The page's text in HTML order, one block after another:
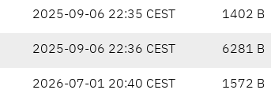
2025-09-06 22:35 CEST 1402 B
2025-09-06 22:36 CEST 6281 B
2026-07-01 20:40 CEST 1572 B